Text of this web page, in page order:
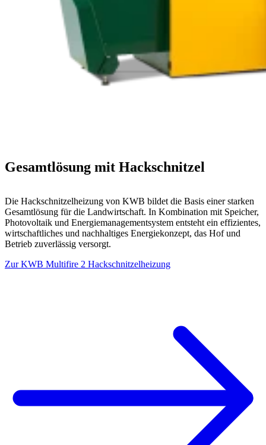
Gesamtlösung mit Hackschnitzel
Die Hackschnitzelheizung von KWB bildet die Basis einer starken
Gesamtlösung für die Landwirtschaft. In Kombination mit Speicher,
Photovoltaik und Energiemanagementsystem entsteht ein effizientes,
wirtschaftliches und nachhaltiges Energiekonzept, das Hof und
Betrieb zuverlässig versorgt.
Zur KWB Multifire 2 Hackschnitzelheizung